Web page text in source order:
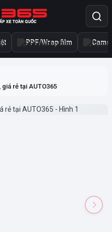
PPF/Wrap film
rẻ tại AUTO365